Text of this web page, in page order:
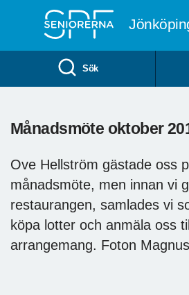
Sök
Månadsmöte oktober
Ove Hellström gästade oss
månadsmöte, men innan vi
restaurangen, samlades vi
köpa lotter och anmäla oss
arrangemang. Foton